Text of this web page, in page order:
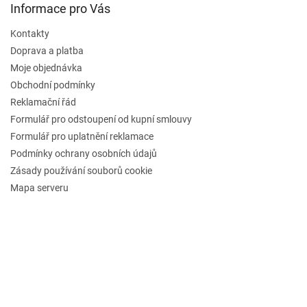
Informace pro Vás
Kontakty
Doprava a platba
Moje objednávka
Obchodní podmínky
Reklamační řád
Formulář pro odstoupení od kupní smlouvy
Formulář pro uplatnění reklamace
Podmínky ochrany osobních údajů
Zásady používání souborů cookie
Mapa serveru